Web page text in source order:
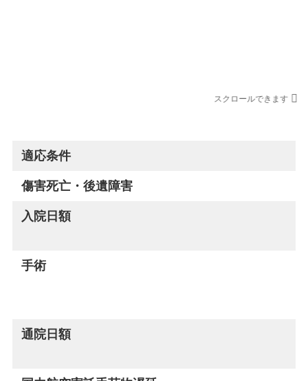
スクロールできます
適応条件
傷害死亡・後遺障害
入院日額
手術
通院日額